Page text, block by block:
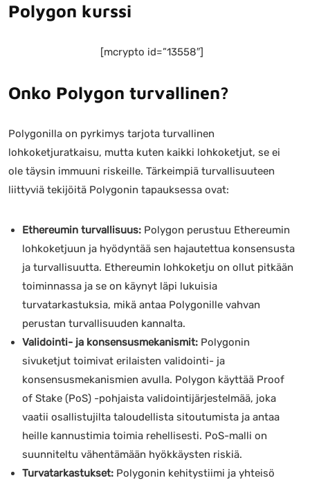
Polygon kurssi
[mcrypto id=”13558″]
Onko Polygon turvallinen?
Polygonilla on pyrkimys tarjota turvallinen
lohkoketjuratkaisu, mutta kuten kaikki lohkoketjut, se ei
ole täysin immuuni riskeille. Tärkeimpiä turvallisuuteen
liittyviä tekijöitä Polygonin tapauksessa ovat:
Ethereumin turvallisuus: Polygon perustuu Ethereumin
lohkoketjuun ja hyödyntää sen hajautettua konsensusta
ja turvallisuutta. Ethereumin lohkoketju on ollut pitkään
toiminnassa ja se on käynyt läpi lukuisia
turvatarkastuksia, mikä antaa Polygonille vahvan
perustan turvallisuuden kannalta.
Validointi- ja konsensusmekanismit: Polygonin
sivuketjut toimivat erilaisten validointi- ja
konsensusmekanismien avulla. Polygon käyttää Proof
of Stake (PoS) -pohjaista validointijärjestelmää, joka
vaatii osallistujilta taloudellista sitoutumista ja antaa
heille kannustimia toimia rehellisesti. PoS-malli on
suunniteltu vähentämään hyökkäysten riskiä.
Turvatarkastukset: Polygonin kehitystiimi ja yhteisö